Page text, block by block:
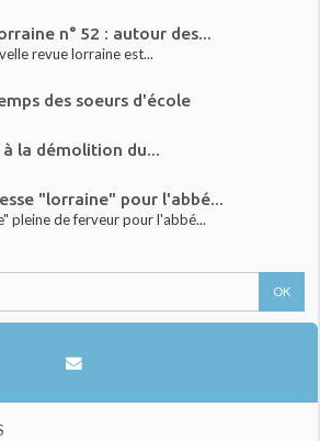
n° 52 : autour des...
revue lorraine est...
des soeurs d'école
à la démolition du...
"lorraine" pour l'abbé...
pleine de ferveur pour l'abbé...